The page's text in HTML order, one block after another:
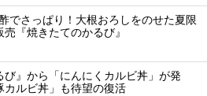
でさっぱり！大根おろしをのせた夏限
『焼きたてのかるび』
び』から「にんにくカルビ丼」が発
カルビ丼」も待望の復活